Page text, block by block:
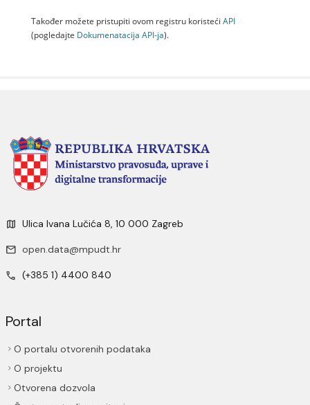
Također možete pristupiti ovom registru koristeći API
(pogledajte Dokumenаtаcijа API-jа).